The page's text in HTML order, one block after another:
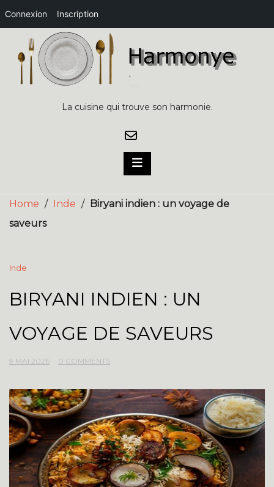
Connexion Inscription
content
La cuisine qui trouve son harmonie.
Home / Inde /
Biryani indien : un voyage de
saveurs
Inde
BIRYANI INDIEN : UN
VOYAGE DE SAVEURS
9 MAI 2026 0 COMMENTS